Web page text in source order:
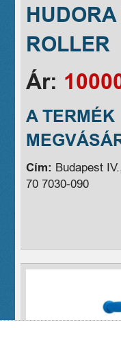
ROLLER
Ár:
A TERMÉK
Cím: Budapest
70 7030-090